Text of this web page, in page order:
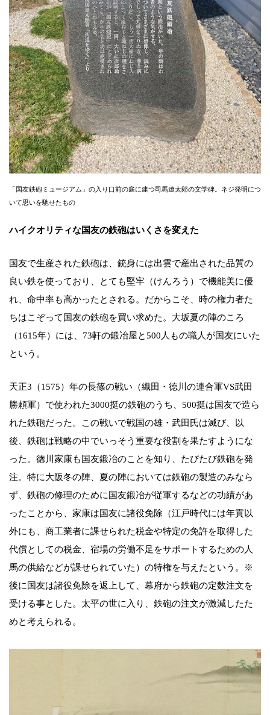
「国友鉄砲ミュージアム」の入り口前の庭に建つ司馬遼太郎の文学碑。ネジ発明につ
いて思いを馳せたもの
ハイクオリティな国友の鉄砲はいくさを変えた
国友で生産された鉄砲は、銃身には出雲で産出された品質の
良い鉄を使っており、とても堅牢（けんろう）で機能美に優
れ、命中率も高かったとされる。だからこそ、時の権力者た
ちはこぞって国友の鉄砲を買い求めた。大坂夏の陣のころ
（1615年）には、73軒の鍛冶屋と500人もの職人が国友にいた
という。
天正3（1575）年の長篠の戦い（織田・徳川の連合軍VS武田
勝頼軍）で使われた3000挺の鉄砲のうち、500挺は国友で造ら
れた鉄砲だった。この戦いで戦国の雄・武田氏は滅び、以
後、鉄砲は戦略の中でいっそう重要な役割を果たすようにな
った。徳川家康も国友鍛冶のことを知り、たびたび鉄砲を発
注。特に大阪冬の陣、夏の陣においては鉄砲の製造のみなら
ず、鉄砲の修理のために国友鍛冶が従軍するなどの功績があ
ったことから、家康は国友に諸役免除（江戸時代には年貢以
外にも、商工業者に課せられた税金や特定の免許を取得した
代償としての税金、宿場の労働不足をサポートするための人
馬の供給などが課せられていた）の特権を与えたという。※
後に国友は諸役免除を返上して、幕府から鉄砲の定数注文を
受ける事とした。太平の世に入り、鉄砲の注文が激減したた
めと考えられる。